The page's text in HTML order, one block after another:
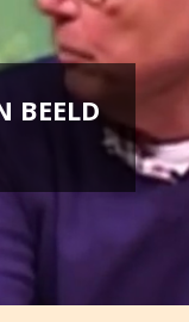
BEELD